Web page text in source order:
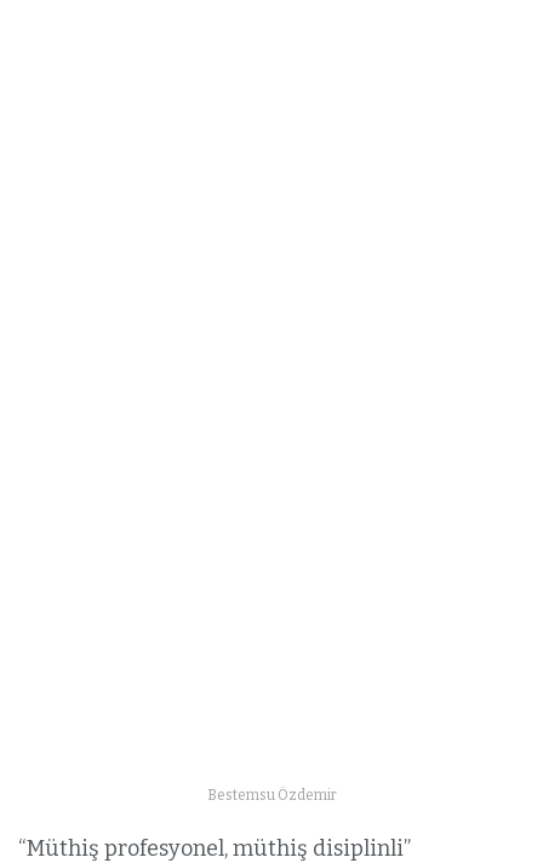
Bestemsu Özdemir
“Müthiş profesyonel, müthiş disiplinli”